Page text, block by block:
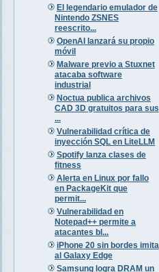
El legendario emulador de
Nintendo ZSNES
reescrito...
OpenAI lanzará su propio
móvil
Malware previo a Stuxnet
atacaba software
industrial
Noctua publica archivos
CAD 3D gratuitos para sus
...
Vulnerabilidad crítica de
inyección SQL en LiteLLM
Spotify lanza clases de
fitness
Alerta en Linux por fallo
en PackageKit que
permit...
Vulnerabilidad en
Notepad++ permite a
atacantes bl...
iPhone 20 sin bordes imita
al Galaxy Edge
Samsung logra DRAM un